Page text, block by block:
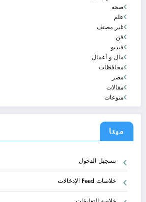
صحه
علم
غير مصنف
فن
فيديو
مال و أعمال
محافظات
مصر
مقالات
منوعات
ميتا
تسجيل الدخول
خلاصات Feed الإدخالات